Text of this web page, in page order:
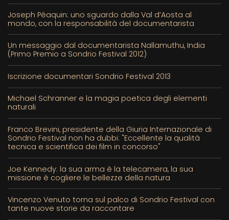
Joseph Péaquin: uno sguardo dalla Val d’Aosta al
mondo, con la responsabilità del documentarista
Un messaggio dal documentarista Nallamuthu, India
(Primo Premio a Sondrio Festival 2012)
Iscrizione documentari Sondrio Festival 2013
Michael Schranner e la magia poetica degli elementi
naturali
Franco Brevini, presidente della Giuria Internazionale di
Sondrio Festival non ha dubbi: "Eccellente la qualità
tecnica e scientifica dei film in concorso"
Joe Kennedy: la sua arma è la telecamera, la sua
missione è cogliere le bellezze della natura
Vincenzo Venuto torna sul palco di Sondrio Festival con
tante nuove storie da raccontare